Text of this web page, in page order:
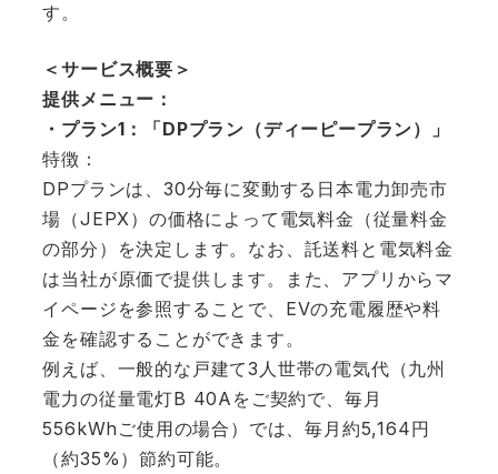
す。
＜サービス概要＞
提供メニュー：
・プラン1：「DPプラン（ディーピープラン）」
特徴：
DPプランは、30分毎に変動する日本電力卸売市
場（JEPX）の価格によって電気料金（従量料金
の部分）を決定します。なお、託送料と電気料金
は当社が原価で提供します。また、アプリからマ
イページを参照することで、EVの充電履歴や料
金を確認することができます。
例えば、一般的な戸建て3人世帯の電気代（九州
電力の従量電灯B 40Aをご契約で、毎月
556kWhご使用の場合）では、毎月約5,164円
（約35%）節約可能。